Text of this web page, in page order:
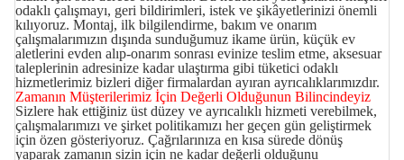
odaklı çalışmayı, geri bildirimleri, istek ve şikâyetlerinizi önemli
kılıyoruz. Montaj, ilk bilgilendirme, bakım ve onarım
çalışmalarımızın dışında sunduğumuz ikame ürün, küçük ev
aletlerini evden alıp-onarım sonrası evinize teslim etme, aksesuar
taleplerinin adresinize kadar ulaştırma gibi tüketici odaklı
hizmetlerimiz bizleri diğer firmalardan ayıran ayrıcalıklarımızdır.
Zamanın Müşterilerimiz İçin Değerli Olduğunun Bilincindeyiz
Sizlere hak ettiğiniz üst düzey ve ayrıcalıklı hizmeti verebilmek,
çalışmalarımızı ve şirket politikamızı her geçen gün geliştirmek
için özen gösteriyoruz. Çağrılarınıza en kısa sürede dönüş
yaparak zamanın sizin için ne kadar değerli olduğunu